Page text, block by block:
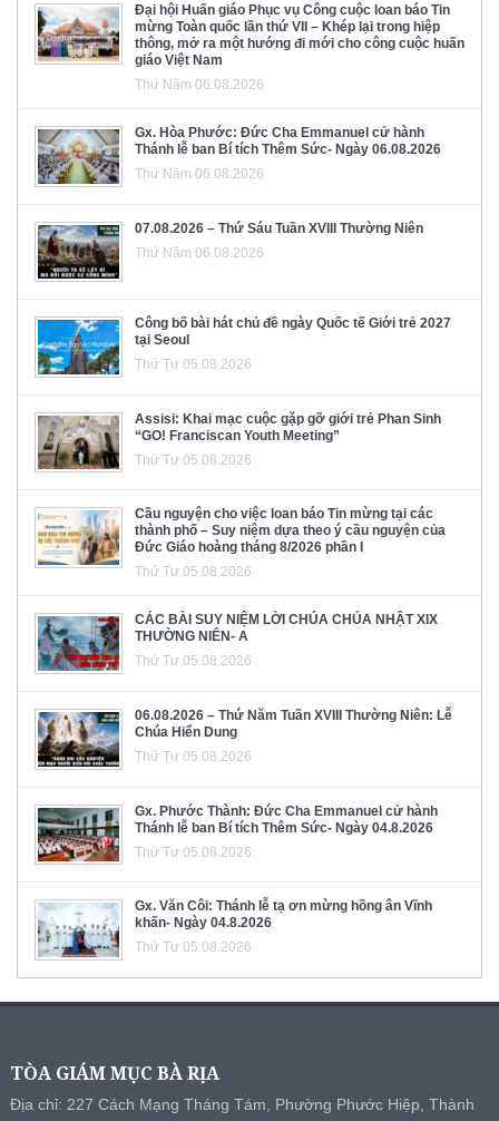
Đại hội Huấn giáo Phục vụ Công cuộc loan báo Tin
mừng Toàn quốc lần thứ VII – Khép lại trong hiệp
thông, mở ra một hướng đi mới cho công cuộc huấn
giáo Việt Nam
Thứ Năm 06.08.2026
Gx. Hòa Phước: Đức Cha Emmanuel cử hành
Thánh lễ ban Bí tích Thêm Sức- Ngày 06.08.2026
Thứ Năm 06.08.2026
07.08.2026 – Thứ Sáu Tuần XVIII Thường Niên
Thứ Năm 06.08.2026
Công bố bài hát chủ đề ngày Quốc tế Giới trẻ 2027
tại Seoul
Thứ Tư 05.08.2026
Assisi: Khai mạc cuộc gặp gỡ giới trẻ Phan Sinh
“GO! Franciscan Youth Meeting”
Thứ Tư 05.08.2026
Cầu nguyện cho việc loan báo Tin mừng tại các
thành phố – Suy niệm dựa theo ý cầu nguyện của
Đức Giáo hoàng tháng 8/2026 phần I
Thứ Tư 05.08.2026
CÁC BÀI SUY NIỆM LỜI CHÚA CHÚA NHẬT XIX
THƯỜNG NIÊN- A
Thứ Tư 05.08.2026
06.08.2026 – Thứ Năm Tuần XVIII Thường Niên: Lễ
Chúa Hiển Dung
Thứ Tư 05.08.2026
Gx. Phước Thành: Đức Cha Emmanuel cử hành
Thánh lễ ban Bí tích Thêm Sức- Ngày 04.8.2026
Thứ Tư 05.08.2026
Gx. Văn Côi: Thánh lễ tạ ơn mừng hồng ân Vĩnh
khấn- Ngày 04.8.2026
Thứ Tư 05.08.2026
TÒA GIÁM MỤC BÀ RỊA
Địa chỉ: 227 Cách Mạng Tháng Tám, Phường Phước Hiệp, Thành